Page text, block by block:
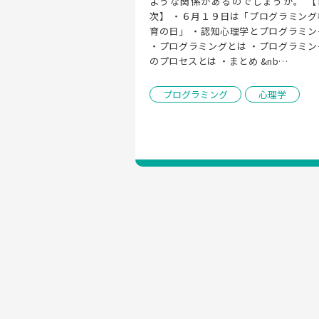
次】 ・６月１９日は「プログラミン
育の日」 ・認知心理学とプログラミ
・プログラミングとは ・プログラミ
のプロセスとは ・まとめ &nb…
プログラミング 心理学